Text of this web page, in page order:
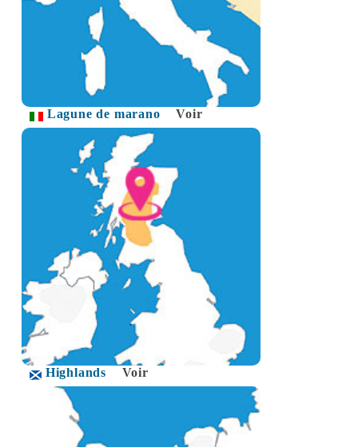
Lagune de marano Voir
Highlands Voir